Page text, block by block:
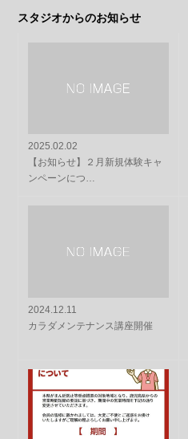
スタジオからのお知らせ
2025.02.02
【お知らせ】２月新規体験キャ
ンペーンにつ…
2024.12.11
カラダメンテナンス講座開催